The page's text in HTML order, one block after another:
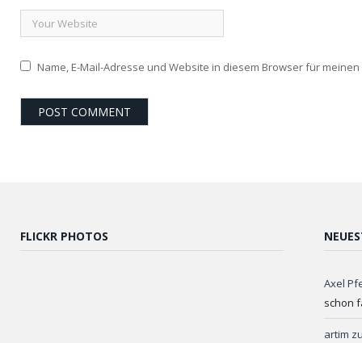
Name, E-Mail-Adresse und Website in diesem Browser für
FLICKR PHOTOS
Axel
schon
artim